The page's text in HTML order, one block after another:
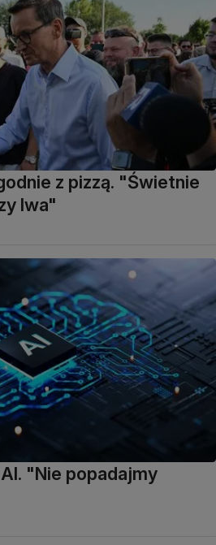
z pizzą. "Świetnie
lwa"
"Nie popadajmy